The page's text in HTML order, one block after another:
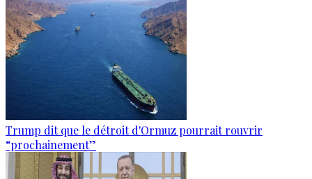
Trump dit que le détroit d'Ormuz pourrait rouvrir
“prochainement”